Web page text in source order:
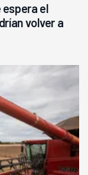
espera el
volver a